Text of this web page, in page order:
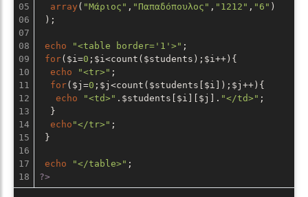
05
06
07
08
09
10
11
12
13
14
15
16
17
array ( "Μάριος" , "Παπαδόπουλος" , "1212" , "6" )
);
echo "<table border='1'>" ;
for($i=0 ;$i<count($students);$i++){
echo
"<tr>" ;
for($j=0 ;$j<count($students[$i]);$j++){
echo
"<td>" .$students[$i][$j]. "</td>" ;
  }
echo "</tr>" ;
}
echo "</table>"
?>